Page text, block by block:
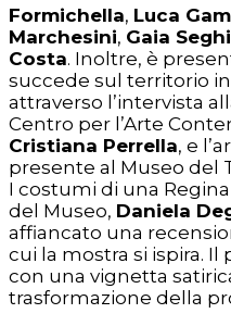
Formichella, Luca
Marchesini, Gaia
Costa. Inoltre, è
succede sul territorio
attraverso l’intervista
Centro per l’Arte
Cristiana Perrella, e
presente al Museo del
I costumi di una
del Museo, Daniela
affiancato una
cui la mostra si ispira.
con una vignetta
trasformazione della